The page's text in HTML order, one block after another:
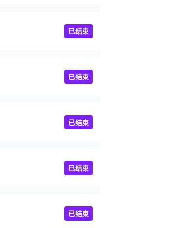
已结束
已结束
已结束
已结束
已结束